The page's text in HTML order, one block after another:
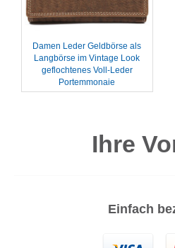
Damen Leder Geldbörse als
Langbörse im Vintage Look
geflochtenes Voll-Leder
Portemmonaie
Ihre
Einfach